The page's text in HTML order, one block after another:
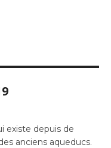
existe depuis de
anciens aqueducs.